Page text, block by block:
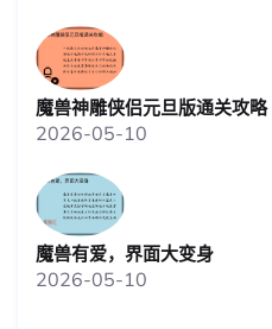
魔兽神雕侠侣元旦版通关攻略
2026-05-10
魔兽有爱，界面大变身
2026-05-10